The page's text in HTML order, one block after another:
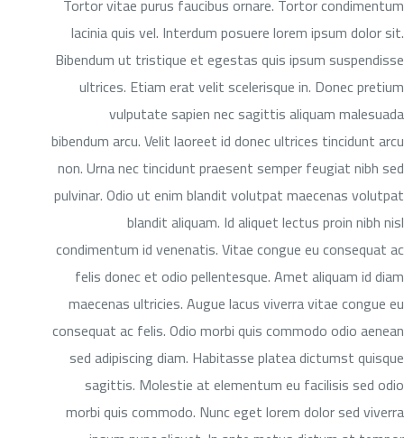
Tortor vitae purus faucibus ornare. Tortor condimentum
lacinia quis vel. Interdum posuere lorem ipsum dolor sit.
Bibendum ut tristique et egestas quis ipsum suspendisse
ultrices. Etiam erat velit scelerisque in. Donec pretium
vulputate sapien nec sagittis aliquam malesuada
bibendum arcu. Velit laoreet id donec ultrices tincidunt arcu
non. Urna nec tincidunt praesent semper feugiat nibh sed
pulvinar. Odio ut enim blandit volutpat maecenas volutpat
blandit aliquam. Id aliquet lectus proin nibh nisl
condimentum id venenatis. Vitae congue eu consequat ac
felis donec et odio pellentesque. Amet aliquam id diam
maecenas ultricies. Augue lacus viverra vitae congue eu
consequat ac felis. Odio morbi quis commodo odio aenean
sed adipiscing diam. Habitasse platea dictumst quisque
sagittis. Molestie at elementum eu facilisis sed odio
morbi quis commodo. Nunc eget lorem dolor sed viverra